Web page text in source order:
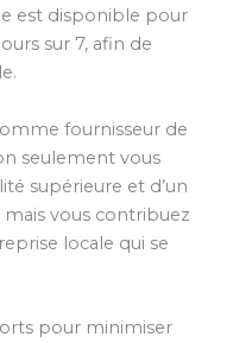
est disponible pour
sur 7, afin de
fournisseur de
seulement vous
supérieure et d’un
vous contribuez
locale qui se
pour minimiser